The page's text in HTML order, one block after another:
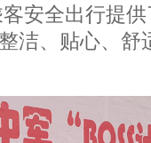
安全出行提
洁、贴心、舒